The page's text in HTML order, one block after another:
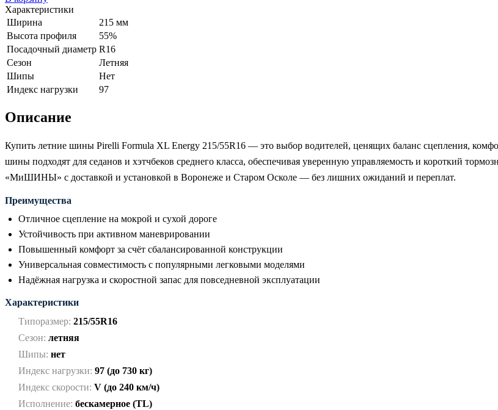
Характеристики
Ширина
215 мм
Высота профиля
55%
Посадочный диаметр R16
Сезон
Летняя
Шипы
Нет
Индекс нагрузки
97
Описание
Купить летние шины Pirelli Formula XL Energy 215/55R16 — это выбор водителей, ценящих баланс сцепления,
шины подходят для седанов и хэтчбеков среднего класса, обеспечивая уверенную управляемость и короткий
«МиШИНЫ» с доставкой и установкой в Воронеже и Старом Осколе — без лишних ожиданий и переплат.
Преимущества
Отличное сцепление на мокрой и сухой дороге
Устойчивость при активном маневрировании
Повышенный комфорт за счёт сбалансированной конструкции
Универсальная совместимость с популярными легковыми моделями
Надёжная нагрузка и скоростной запас для повседневной эксплуатации
Характеристики
Типоразмер: 215/55R16
Сезон: летняя
Шипы: нет
Индекс нагрузки: 97 (до 730 кг)
Индекс скорости: V (до 240 км/ч)
Исполнение: бескамерное (TL)